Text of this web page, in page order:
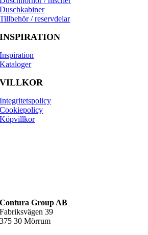
Duschkabiner
Tillbehör / reservdelar
INSPIRATION
Inspiration
Kataloger
VILLKOR
Integritetspolicy
Cookiepolicy
Köpvillkor
Contura Group AB
Fabriksvägen 39
375 30 Mörrum